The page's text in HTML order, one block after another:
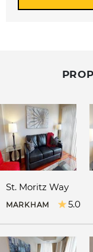
St. Moritz Way
MARKHAM 5.0